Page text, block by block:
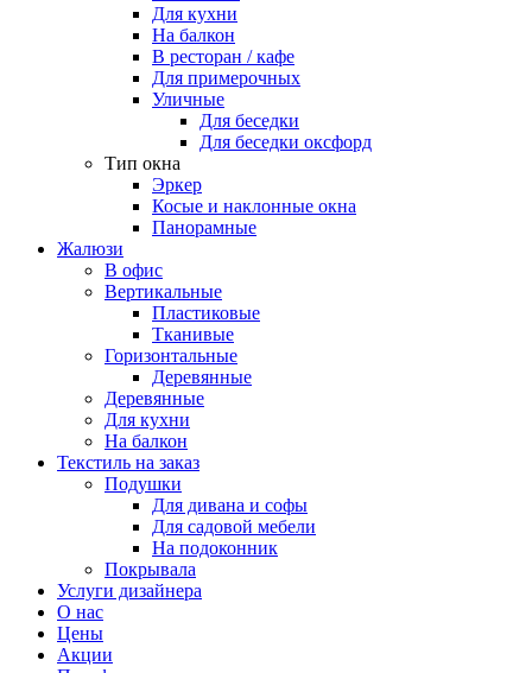
Для кухни
На балкон
В ресторан / кафе
Для примерочных
Уличные
Для беседки
Для беседки оксфорд
Тип окна
Эркер
Косые и наклонные окна
Панорамные
Жалюзи
В офис
Вертикальные
Пластиковые
Тканивые
Горизонтальные
Деревянные
Деревянные
Для кухни
На балкон
Текстиль на заказ
Подушки
Для дивана и софы
Для садовой мебели
На подоконник
Покрывала
Услуги дизайнера
О нас
Цены
Акции